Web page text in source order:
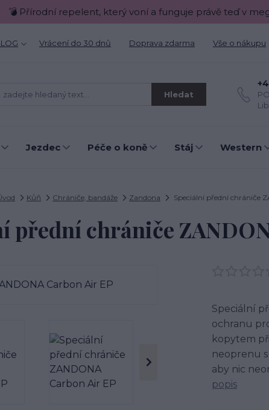
💣 Přírodní repelent, který voní a funguje právě teď v
Vrácení do 30 dnů Doprava zdarma Vše o nákupu
Hledat
Jezdec Péče o koně Stáj Western
Kůň Chrániče, bandáže Zandona Speciální přední chrániče
přední chrániče
Speciální
ochranu
kopytem
neoprenu
aby nic
popis